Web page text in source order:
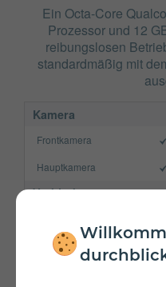
Ein Octa-Core
Prozessor und 12
reibungslosen
standardmäßig mit
Kamera
Frontkamera
Hauptkamera
Verbindung
NFC